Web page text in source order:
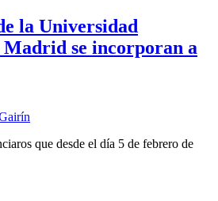
la Universidad
Madrid se incorporan a
que desde el día 5 de febrero de